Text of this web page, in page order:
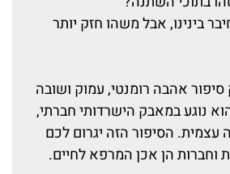
בינינו, אבל משהו חזק יותר
אהבה רומנטי, עמוק ושובה
נוגע במאבק הישרדותי חברתי,
הסיפור הזה יגרום לכם
הן אכן המרפא לחיים.